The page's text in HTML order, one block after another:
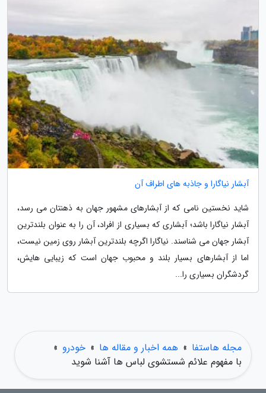
آبشار نیاگارا و جاذبه های اطراف آن
شاید نخستین نامی که از آبشارهای مشهور جهان به ذهنتان می رسد،
آبشار نیاگارا باشد؛ آبشاری که بسیاری از افراد، آن را به عنوان بلندترین
آبشار جهان می شناسند. نیاگارا اگرچه بلندترین آبشار روی زمین نیست،
اما از آبشارهای بسیار بلند و محبوب جهان است که زیبایی هایش،
گردشگران بسیاری را...
مجله هاستفا » همه اخبار و مقاله ها » خودرو »
با مفهوم علائم شستشوی لباس ها آشنا شوید